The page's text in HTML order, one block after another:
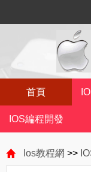
首頁
IOS編程開發
Ios教程網 >>